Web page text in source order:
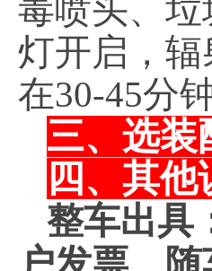
毒喷头、
灯开启，
在30-45分
三、选装
四、其他
整车出具